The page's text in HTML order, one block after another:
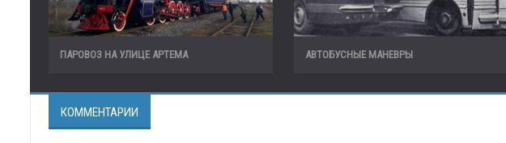
ПАРОВОЗ НА УЛИЦЕ АРТЕМА АВТОБУСНЫЕ МАНЕВРЫ
КОММЕНТАРИИ